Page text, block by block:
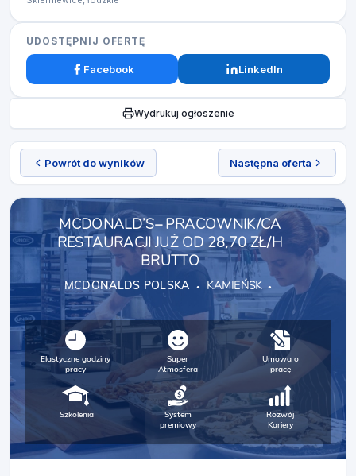
Powrót do wyników Następna oferta
MCDONALD’S– PRACOWNIK/CA
RESTAURACJI JUŻ OD 28,70 ZŁ/H
BRUTTO
MCDONALDS POLSKA KAMIEŃSK
Elastyczne godziny
pracy
Super
Atmosfera
Umowa o
pracę
Szkolenia
System
premiowy
Rozwój
Kariery
UDOSTĘPNIJ OFERTĘ
Facebook LinkedIn
Wydrukuj ogłoszenie